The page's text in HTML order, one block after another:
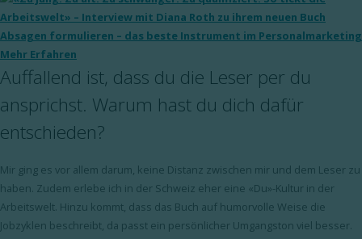
Absagen formulieren – das beste Instrument im Personalmarketing
Mehr Erfahren
Auffallend ist, dass du die Leser per du
ansprichst. Warum hast du dich dafür
entschieden?
Mir ging es vor allem darum, keine Distanz zwischen mir und dem Leser zu
haben. Zudem erlebe ich in der Schweiz eher eine «Du»-Kultur in der
Arbeitswelt. Hinzu kommt, dass das Buch auf humorvolle Weise die
Jobzyklen beschreibt, da passt ein persönlicher Umgangston viel besser.